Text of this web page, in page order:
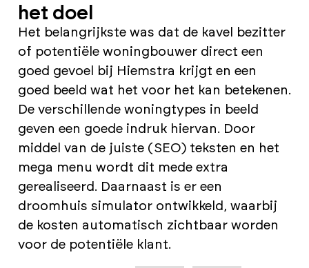
het doel
Het belangrijkste was dat de kavel bezitter
of potentiële woningbouwer direct een
goed gevoel bij Hiemstra krijgt en een
goed beeld wat het voor het kan betekenen.
De verschillende woningtypes in beeld
geven een goede indruk hiervan. Door
middel van de juiste (SEO) teksten en het
mega menu wordt dit mede extra
gerealiseerd. Daarnaast is er een
droomhuis simulator ontwikkeld, waarbij
de kosten automatisch zichtbaar worden
voor de potentiële klant.